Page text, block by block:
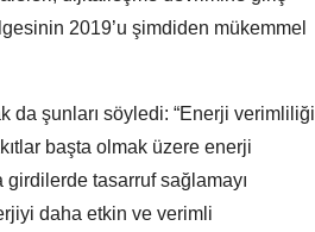
2019’u şimdiden mükemmel
da şunları söyledi: “Enerji verimliliği
başta olmak üzere enerji
tasarruf sağlamayı
daha etkin ve verimli